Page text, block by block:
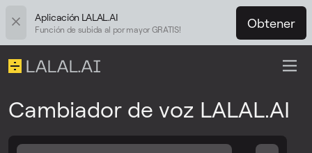
Aplicación LALAL.AI
Función de subida al por mayor GRATIS! Obtener
Cambiador de voz LALAL.AI